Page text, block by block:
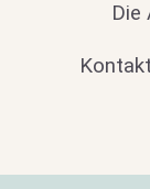
Die